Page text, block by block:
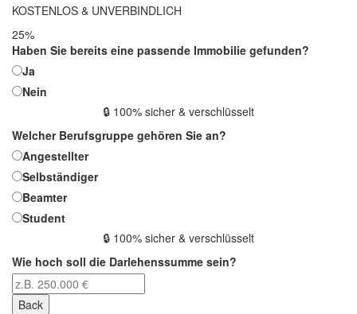
KOSTENLOS & UNVERBINDLICH
25%
Haben Sie bereits eine passende Immobilie gefunden?
Ja
Nein
🔒 100% sicher & verschlüsselt
Welcher Berufsgruppe gehören Sie an?
Angestellter
Selbständiger
Beamter
Student
🔒 100% sicher & verschlüsselt
Wie hoch soll die Darlehenssumme sein?
Back